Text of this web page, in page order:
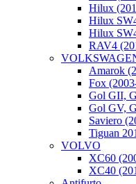
Hilux
Hilux
Hilux
RAV4
Amarok
Fox
Gol GII,
Gol GV,
Saviero
Tiguan
VOLVO
XC60
XC40